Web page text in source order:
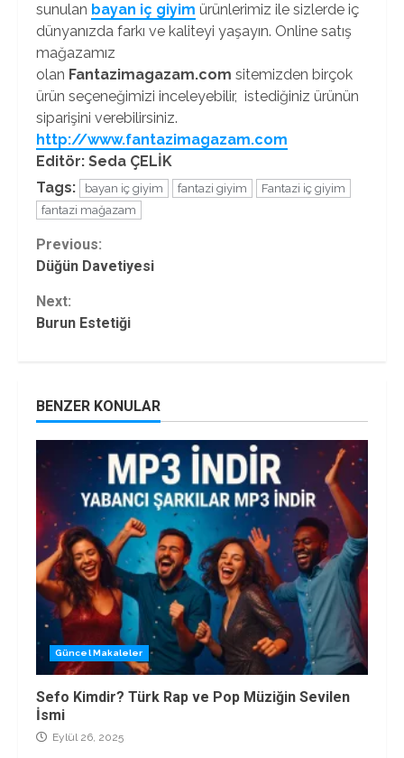
sunulan bayan iç giyim ürünlerimiz ile sizlerde iç
dünyanızda farkı ve kaliteyi yaşayın. Online satış
mağazamız
olan Fantazimagazam.com sitemizden birçok
ürün seçeneğimizi inceleyebilir, istediğiniz ürünün
siparişini verebilirsiniz.
http://www.fantazimagazam.com
Editör: Seda ÇELİK
Tags:
bayan iç giyim fantazi giyim
Fantazi iç giyim
fantazi mağazam
Continue
Previous:
Düğün Davetiyesi
Next:
Burun Estetiği
BENZER KONULAR
Güncel Makaleler
Sefo Kimdir? Türk Rap ve Pop Müziğin Sevilen
İsmi
Eylül 26, 2025